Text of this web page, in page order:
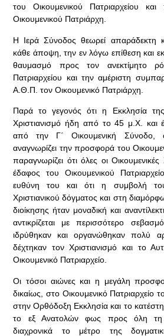
του Οικουμενικού Πατριαρχείου
Οικουμενικού Πατριάρχη.
Η Ιερά Σύνοδος θεωρεί απαράδεκτη
κάθε άποψη, την εν λόγω επίθεση και
θαυμασμό προς τον ανεκτίμητο
Πατριαρχείου και την αμέριστη
Α.Θ.Π. τον Οικουμενικό Πατριάρχη.
Παρά το γεγονός ότι η Εκκλησία
Χριστιανισμό ήδη από το 45 μ.Χ. και
από την Γ΄ Οικουμενική Σύνοδο,
αναγνωρίζει την προσφορά του
παραγνωρίζει ότι όλες οι
έδαφος του Οικουμενικού
ευθύνη του και ότι η συμβολή
Χριστιανικού δόγματος και στη
διοίκησης ήταν μοναδική και
αντικρίζεται με περισσότερο
ιδρύθηκαν και οργανώθηκαν πολύ
δέχτηκαν τον Χριστιανισμό και το
Οικουμενικό Πατριαρχείο.
Οι τόσοι αιώνες και η μεγάλη
δικαίως, στο Οικουμενικό Πατριαρχείο
στην Ορθόδοξη Εκκλησία και το
το εξ Ανατολών φως προς όλη τη
διαχρονικά το μέτρο της